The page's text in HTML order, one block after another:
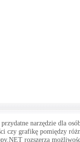
narzędzie dla
czy grafikę pomiędzy
rozszerza